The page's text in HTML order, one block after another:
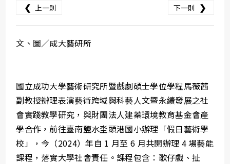
❮ 上一則 下一則 ❯
文、圖／成大藝研所
國立成功大學藝術研究所暨戲劇碩士學位學程馬薇茜
副教授辦理表演藝術跨域與科藝人文暨永續發展之社
會實踐教學研究，與財團法人建蓁環境教育基金會產
學合作，前往臺南鹽水坔頭港國小辦理「假日藝術學
校」，今（2024）年自 1 月至 6 月共開辦理 4 場藝能
課程，落實大學社會責任。課程包含：歌仔戲、扯